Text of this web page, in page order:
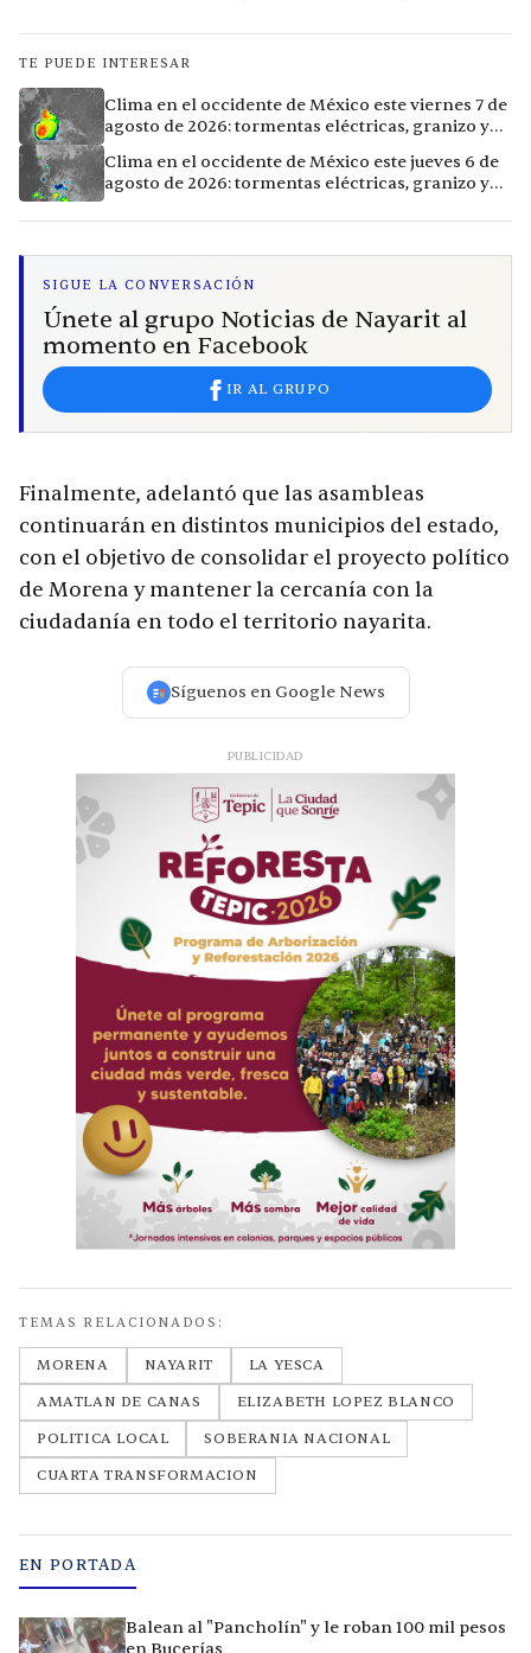
TE PUEDE INTERESAR
Clima en el occidente de México este viernes 7 de
agosto de 2026: tormentas eléctricas, granizo y
Clima en el occidente de México este jueves 6 de
agosto de 2026: tormentas eléctricas, granizo y
SIGUE LA CONVERSACIÓN
Únete al grupo Noticias de Nayarit al
momento en Facebook
IR AL GRUPO
Finalmente, adelantó que las asambleas
continuarán en distintos municipios del estado,
con el objetivo de consolidar el proyecto político
de Morena y mantener la cercanía con la
ciudadanía en todo el territorio nayarita.
Síguenos en Google News
PUBLICIDAD
TEMAS RELACIONADOS:
MORENA NAYARIT
LA YESCA
AMATLAN DE CANAS
ELIZABETH LOPEZ BLANCO
POLITICA LOCAL
SOBERANIA NACIONAL
CUARTA TRANSFORMACION
EN PORTADA
Balean al "Pancholín" y le roban 100 mil pesos